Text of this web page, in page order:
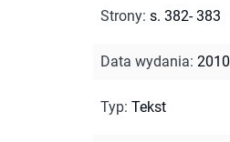
Strony: s. 382- 383
Data wydania: 2010
Typ: Tekst